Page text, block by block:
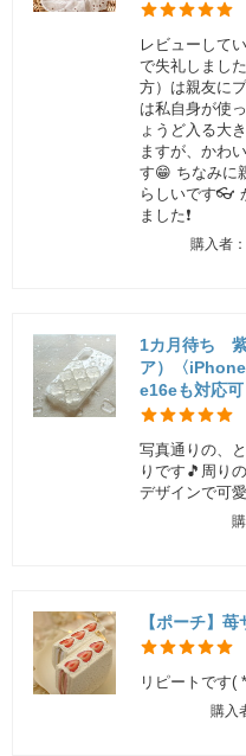
レビューして
で失礼しまし
方）は親友に
は私自身が使
ょうど入る大
ますが、かわ
す😁 ちなみに
らしいです👓
ました❗️
1カ月待ち 紫
ア）〈
e16eも対応可
写真通りの、
りです🎵周り
デザインで可
【ポーチ】
リピートです